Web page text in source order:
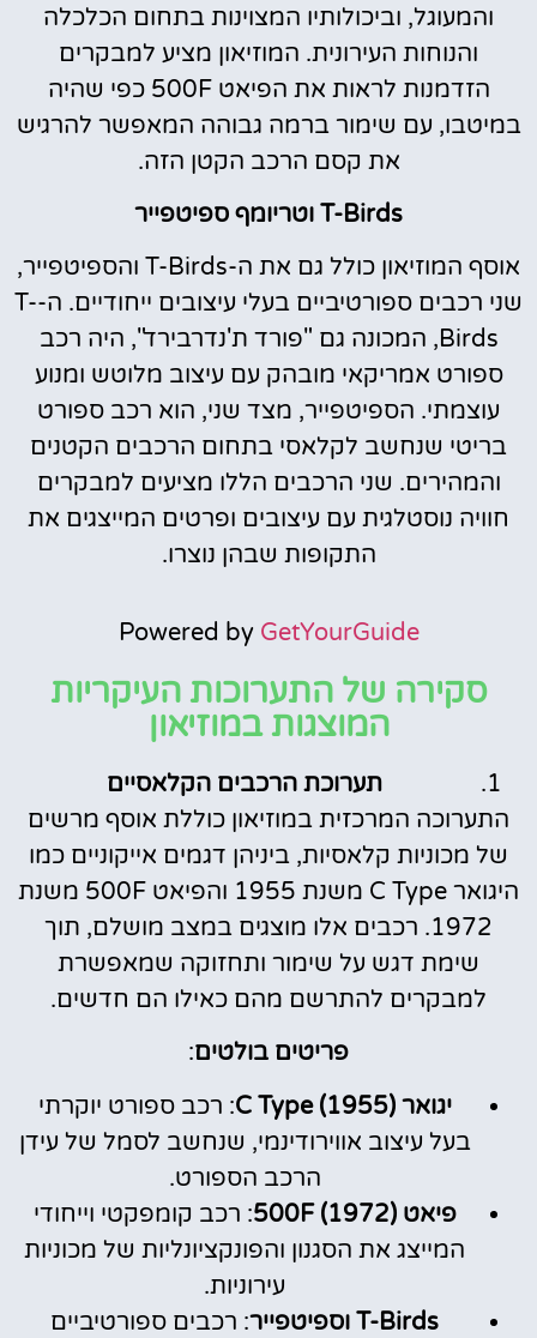
והמעוגל, וביכולותיו המצוינות בתחום הכלכלה
והנוחות העירונית. המוזיאון מציע למבקרים
הזדמנות לראות את הפיאט 500F כפי שהיה
במיטבו, עם שימור ברמה גבוהה המאפשר להרגיש
את קסם הרכב הקטן הזה.
T-Birds וטריומף ספיטפייר
אוסף המוזיאון כולל גם את ה-T-Birds והספיטפייר,
שני רכבים ספורטיביים בעלי עיצובים ייחודיים. ה-T-
Birds, המכונה גם "פורד ת'נדרבירד", היה רכב
ספורט אמריקאי מובהק עם עיצוב מלוטש ומנוע
עוצמתי. הספיטפייר, מצד שני, הוא רכב ספורט
בריטי שנחשב לקלאסי בתחום הרכבים הקטנים
והמהירים. שני הרכבים הללו מציעים למבקרים
חוויה נוסטלגית עם עיצובים ופרטים המייצגים את
התקופות שבהן נוצרו.
Powered by GetYourGuide
סקירה של התערוכות העיקריות
המוצגות במוזיאון
תערוכת הרכבים הקלאסיים
התערוכה המרכזית במוזיאון כוללת אוסף מרשים
של מכוניות קלאסיות, ביניהן דגמים אייקוניים כמו
היגואר C Type משנת 1955 והפיאט 500F משנת
1972. רכבים אלו מוצגים במצב מושלם, תוך
שימת דגש על שימור ותחזוקה שמאפשרת
למבקרים להתרשם מהם כאילו הם חדשים.
פריטים בולטים:
יגואר C Type (1955)
: רכב ספורט יוקרתי
בעל עיצוב אווירודינמי, שנחשב לסמל של עידן
הרכב הספורט.
פיאט 500F (1972)
: רכב קומפקטי וייחודי
המייצג את הסגנון והפונקציונליות של מכוניות
עירוניות.
T-Birds וספיטפייר
: רכבים ספורטיביים